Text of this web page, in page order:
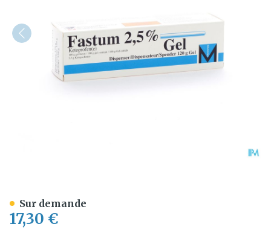
17,30 €
Sur demande